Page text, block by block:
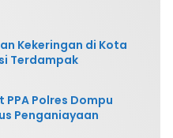
Kekeringan di Kota
Terdampak
Polres Dompu
Penganiayaan